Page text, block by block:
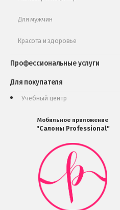
Для мужчин
Красота и здоровье
Профессиональные услуги
Для покупателя
Учебный центр
Мобильное приложение
"Салоны Professional"
Мобильное
приложение
Салоны
Professional
загрузить
в
Google